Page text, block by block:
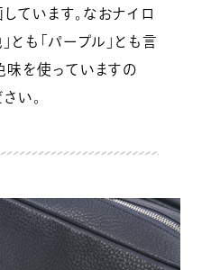
ています。なおナイロ
とも「パープル」とも言
味を使っていますの
い。